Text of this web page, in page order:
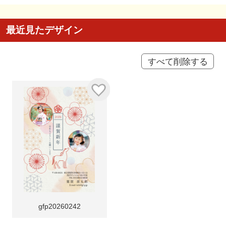
最近見たデザイン
すべて削除する
gfp20260242